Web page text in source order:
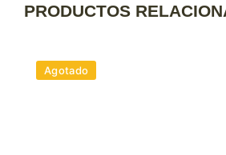
PRODUCTOS
Agotado